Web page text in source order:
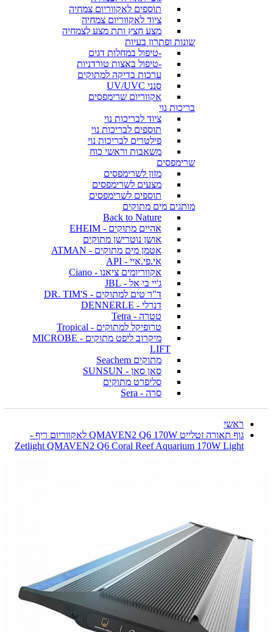
תוספים לאקווריום צמחיה
ציוד לאקווריום צמחיה
מצע חצץ ותת מצע לצמחיה
שונות ופתרון בעיות
-טיפול במחלות דגים
-טיפול באצות טורדניות
ערכות בדיקה למתוקים
סנני UV/UVC
אקווריום שרימפסים
בריכות נוי
ציוד לבריכות נוי
תוספים לבריכות נוי
פילטרים לבריכות נוי
משאבות וראשי כוח
שרימפסים
מזון לשרימפסים
מצעים לשרימפסים
תוספים לשרימפסים
מותגים מים מתוקים
Back to Nature
אהיים מתוקים - EHEIM
אושן נוטרישן מתוקים
אטמן מים מתוקים - ATMAN
אי.פי.איי - API
אקווריומים ציאנו - Ciano
ג'יי בי אל - JBL
ד"ר טים למתוקים - DR. TIM'S
דנרלי - DENNERLE
טטרה - Tetra
טרופיקל למתוקים - Tropical
מיקרוב ליפט מתוקים - MICROBE
LIFT
מתוקים Seachem
סאן סאן - SUNSUN
סליפרט מתוקים
סרה - Sera
ראשי
גוף תאורה זטלייט QMAVEN2 Q6 170W לאקווריום ריף -
Zetlight QMAVEN2 Q6 Coral Reef Aquarium 170W Light